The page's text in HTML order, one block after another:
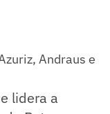
Andraus e
lidera a